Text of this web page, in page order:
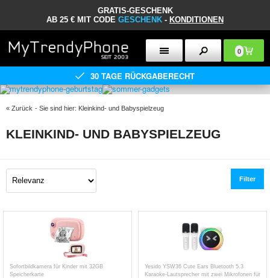
GRATIS-GESCHENK
AB 25 € MIT CODE GESCHENK - KONDITIONEN
0
30 TAGE RÜCKGABERECHT
« Zurück - Sie sind hier: Kleinkind- und Babyspielzeug
KLEINKIND- UND BABYSPIELZEUG
Filter
Sofortbildkamera für Kinder mit 32GB
Speicherkarte
Yesido YSW36 Cute Ears Bluetooth 5.3
Karaoke-Lautsprecher mit zwei Mikrofonen für